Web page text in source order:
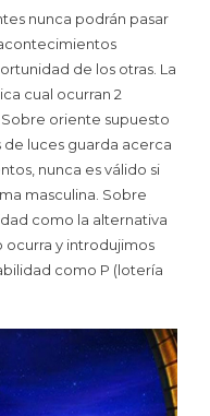
nunca podrán pasar
de los otras. La
cual ocurran 2
oriente supuesto
luces guarda acerca
nunca es válido si
masculina. Sobre
como la alternativa
ocurra y introdujimos
como P (lotería